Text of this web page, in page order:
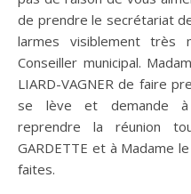
de prendre le secrétariat
larmes visiblement très
Conseiller municipal.
LIARD-VAGNER de faire
se lève et demande à
reprendre la réunion
GARDETTE et à Madame
faites.